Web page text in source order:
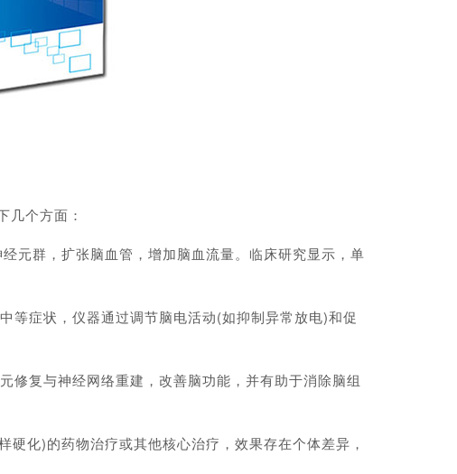
个方面：
群，扩张脑血管，增加脑血流量。临床研究显示，单
症状，仪器通过调节脑电活动(如抑制异常放电)和促
复与神经网络重建，改善脑功能，并有助于消除脑组
化)的药物治疗或其他核心治疗，效果存在个体差异，